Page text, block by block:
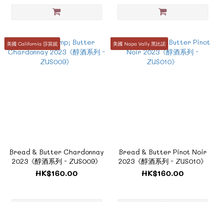
美國 California 莎當妮
Bread & Butter Chardonnay
2023《醇酒系列 - ZUS009》
HK$160.00
美國 Napa Vally 黑比諾
Bread & Butter Pinot Noir
2023《醇酒系列 - ZUS010》
HK$160.00